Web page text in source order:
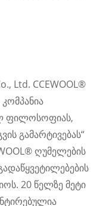
Ltd. CCEWOOL®
ფილოსოფიას,
გამარტივებას“
ღუმელების
20 წელზე მეტი